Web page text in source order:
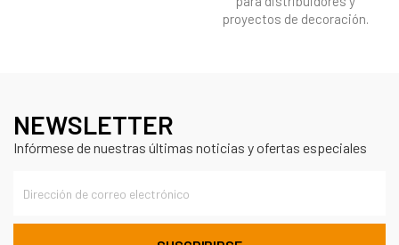
proyectos de decoración.
NEWSLETTER
Infórmese de nuestras últimas noticias y ofertas especiales